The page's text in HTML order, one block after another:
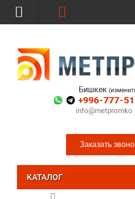
Бишкек
+996-777-
Заказать
КАТАЛОГ